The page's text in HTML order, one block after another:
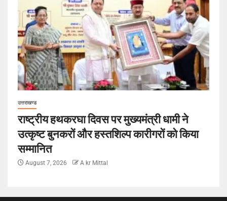
उत्तराखण्ड
राष्ट्रीय हथकरघा दिवस पर मुख्यमंत्री धामी ने
उत्कृष्ट बुनकरों और हस्तशिल्प कारीगरों को किया
सम्मानित
August 7, 2026 A kr Mittal